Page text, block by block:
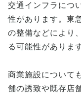
交通インフラにつ
性があります。東
の整備などにより
る可能性がありま
商業施設について
舗の誘致や既存店